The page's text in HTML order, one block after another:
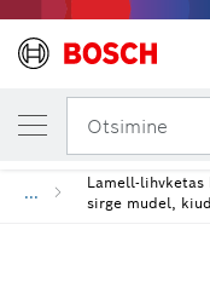
Otsimine
...
Lamell-lihvketas
sirge mudel, kiud
SINU VALITUD TEISEND
PRO X571